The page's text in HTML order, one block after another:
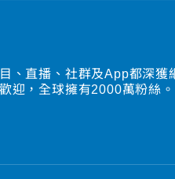
、直播、社群及App都深獲
迎，全球擁有2000萬粉絲。